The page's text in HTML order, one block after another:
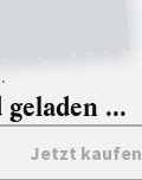
...
Jetzt kaufen